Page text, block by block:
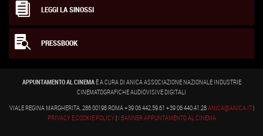
LEGGI LA SINOSSI
PRESSBOOK
APPUNTAMENTO AL CINEMAÈ A CURA DI ANICA ASSOCIAZIONE NAZIONALE INDUSTRIE
CINEMATOGRAFICHE AUDIOVISIVE DIGITALI
VIALE REGINA MARGHERITA, 286 00198 ROMA +39 06 442.59.61 +39 06 440.41.28ANICA@ANICA.IT|
PRIVACY E COOKIE POLICY| I BANNER APPUNTAMENTO AL CINEMA